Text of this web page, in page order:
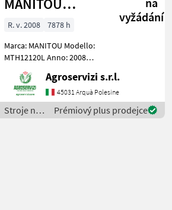
MANITOU
MHT10120L
(ANNO 2008)
vyžádání
R. v. 2008
7878 h
Marca: MANITOU Modello:
MTH12120L Anno: 2008
ATTREZZI, DOPPIO SFILO
Portata max: 12 TON
Altezza max di
sollevamento: 9.6 MT
Agroservizi s.r.l.
45031 Arquà Polesine
Stroje na
stavbu /
Prémiový plus prodejce